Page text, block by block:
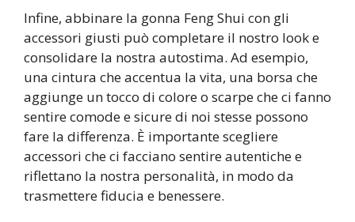
Infine, abbinare la gonna Feng Shui con gli
accessori giusti può completare il nostro look e
consolidare la nostra autostima. Ad esempio,
una cintura che accentua la vita, una borsa che
aggiunge un tocco di colore o scarpe che ci fanno
sentire comode e sicure di noi stesse possono
fare la differenza. È importante scegliere
accessori che ci facciano sentire autentiche e
riflettano la nostra personalità, in modo da
trasmettere fiducia e benessere.